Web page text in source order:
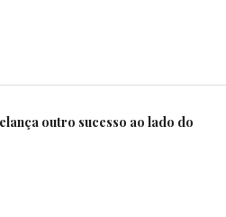
outro sucesso ao lado do